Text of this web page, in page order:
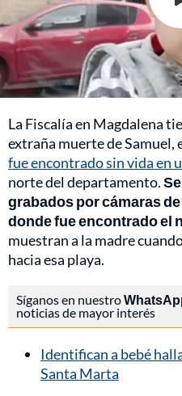
La Fiscalía en Magdalena
extraña muerte de Samuel,
fue encontrado sin vida en
norte del departamento.
grabados por cámaras
donde fue encontrado el
muestran a la madre
hacia esa playa.
Síganos en nuestro
noticias de mayor interés
Identifican a bebé
Santa Marta